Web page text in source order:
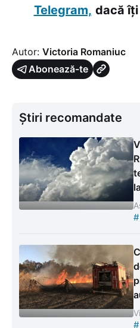
Telegram, dacă
Autor: Victoria Romaniuc
Abonează-te
Știri recomandate
#
#